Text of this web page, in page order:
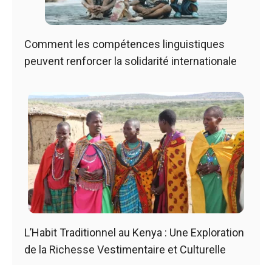
Comment les compétences linguistiques
peuvent renforcer la solidarité internationale
L’Habit Traditionnel au Kenya : Une Exploration
de la Richesse Vestimentaire et Culturelle